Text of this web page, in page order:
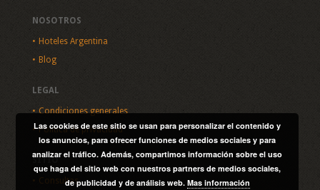
NOSOTROS
Hoteles Argentina
Blog
LEGAL
Condiciones generales
Política de privacidad
SITIO
Consultas
Las cookies de este sitio se usan para personalizar el contenido y
los anuncios, para ofrecer funciones de medios sociales y para
analizar el tráfico. Además, compartimos información sobre el uso
que haga del sitio web con nuestros partners de medios sociales,
de publicidad y de análisis web. Mas información